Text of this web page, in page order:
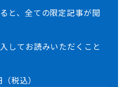
と、全ての限定記事が閲
してお読みいただくこと
税込）